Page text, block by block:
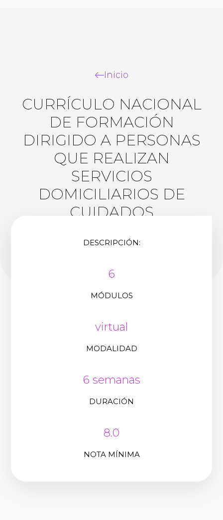
Inicio
CURRÍCULO NACIONAL
DE FORMACIÓN
DIRIGIDO A PERSONAS
QUE REALIZAN
SERVICIOS
DOMICILIARIOS DE
CUIDADOS
DESCRIPCIÓN:
6
MÓDULOS
virtual
MODALIDAD
6 semanas
DURACIÓN
8.0
NOTA MÍNIMA